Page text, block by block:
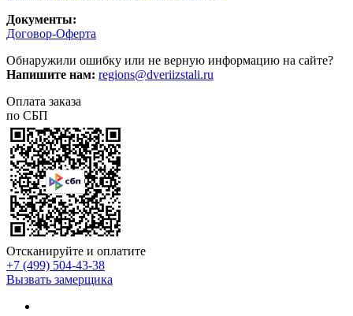
Документы:
Договор-Оферта
Обнаружили ошибку или не верную информацию на сайте?
Напишите нам: regions@dveriizstali.ru
Оплата заказа
по СБП
Отсканируйте и оплатите
+7 (499) 504-43-38
Вызвать замерщика